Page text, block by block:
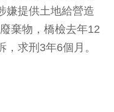
嫌提供土地給營造
棄物，橋檢去年12
求刑3年6個月。